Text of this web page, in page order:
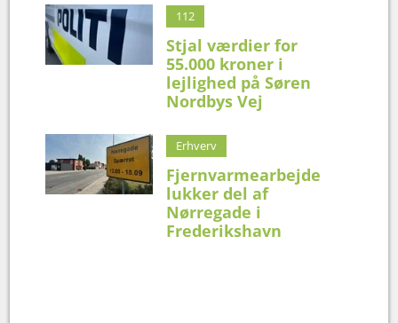
112
Stjal værdier for
55.000 kroner i
lejlighed på Søren
Nordbys Vej
Erhverv
Fjernvarmearbejde
lukker del af
Nørregade i
Frederikshavn